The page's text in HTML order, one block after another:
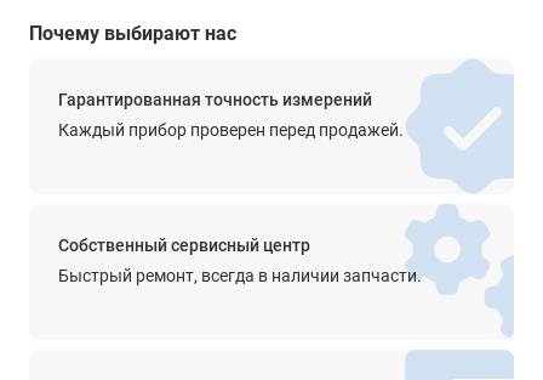
импульсов для работы в непрерывном, импульсном и
переходном режимах. Функции тестирования батарей и
имитации короткого замыкания Внутренняя память 100
ячеек.
Почему выбирают нас
Гарантированная точность измерений
Каждый прибор проверен перед продажей.
Собственный сервисный центр
Быстрый ремонт, всегда в наличии запчасти.